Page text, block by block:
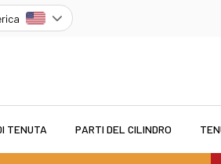
TENUTA PARTI DEL CILINDRO